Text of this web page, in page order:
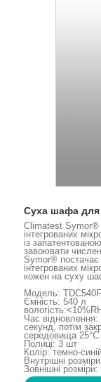
Суха шафа для
Climatest Symor®
інтегрованих
із
завоювати
Symor® постачає
інтегрованих
кожен на суху
Модель: TDC540F
Ємність: 540 л
Час
секунд, потім
середовища 25°C
Полиці: 3 шт
Колір: темно-
Внутрішні
Зовнішні